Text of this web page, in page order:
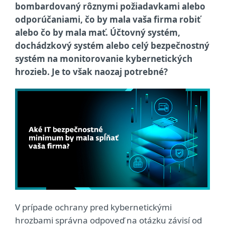
bombardovaný rôznymi požiadavkami alebo
odporúčaniami, čo by mala vaša firma robiť
alebo čo by mala mať. Účtovný systém,
dochádzkový systém alebo celý bezpečnostný
systém na monitorovanie kybernetických
hrozieb. Je to však naozaj potrebné?
V prípade ochrany pred kybernetickými
hrozbami správna odpoveď na otázku závisí od